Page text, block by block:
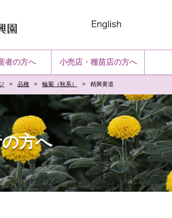
者の方へ 小売店・種苗店の方へ
品種 輪菊（秋系） 精興黄道
方へ